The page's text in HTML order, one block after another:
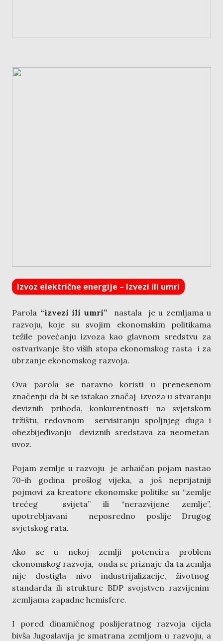
Izvoz električne energije – Izvezi ili umri
Parola “izvezi ili umri” nastala je u zemljama u
razvoju, koje su svojim ekonomskim politikama
težile povećanju izvoza kao glavnom sredstvu za
ostvarivanje što viših stopa ekonomskog rasta i za
ubrzanje ekonomskog razvoja.
Ova parola se naravno koristi u prenesenom
značenju da bi se istakao značaj izvoza u stvaranju
deviznih prihoda, konkurentnosti na svjetskom
tržištu, redovnom servisiranju spoljnjeg duga i
obezbijeđivanju deviznih sredstava za neometan
uvoz.
Pojam zemlje u razvoju je arhaičan pojam nastao
70-ih godina prošlog vijeka, a još neprijatniji
pojmovi za kreatore ekonomske politike su “zemlje
trećeg svijeta” ili “nerazvijene zemlje”,
upotrebljavani neposredno poslije Drugog
svjetskog rata.
Ako se u nekoj zemlji potencira problem
ekonomskog razvoja, onda se priznaje da ta zemlja
nije dostigla nivo industrijalizacije, životnog
standarda ili strukture BDP svojstven razvijenim
zemljama zapadne hemisfere.
I pored dinamičnog poslijeratnog razvoja cijela
bivša Jugoslavija je smatrana zemljom u razvoju, a